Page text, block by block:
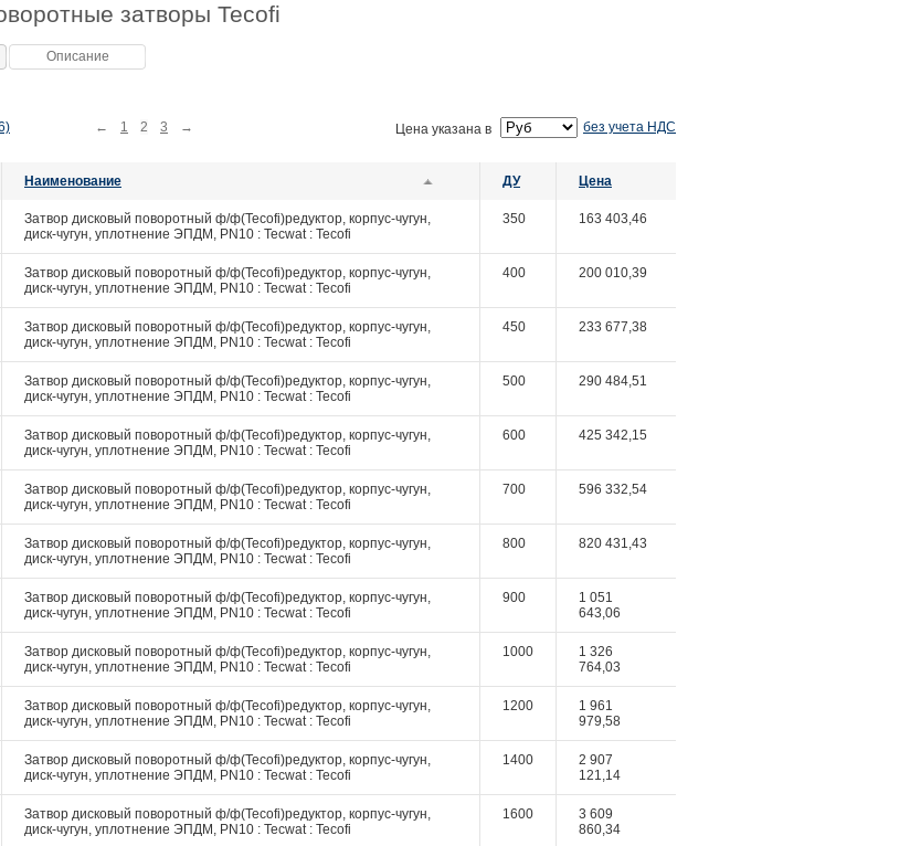
затворы Tecofi
Описание
без учета НДС
Цена указана в
← 1 2 3 →
Наименование ДУ Цена
Затвор дисковый поворотный ф/ф(Tecofi)редуктор, корпус-чугун,
диск-чугун, уплотнение ЭПДМ, PN10 : Tecwat : Tecofi
350 163 403,46
Затвор дисковый поворотный ф/ф(Tecofi)редуктор, корпус-чугун,
диск-чугун, уплотнение ЭПДМ, PN10 : Tecwat : Tecofi
400 200 010,39
Затвор дисковый поворотный ф/ф(Tecofi)редуктор, корпус-чугун,
диск-чугун, уплотнение ЭПДМ, PN10 : Tecwat : Tecofi
450 233 677,38
Затвор дисковый поворотный ф/ф(Tecofi)редуктор, корпус-чугун,
диск-чугун, уплотнение ЭПДМ, PN10 : Tecwat : Tecofi
500 290 484,51
Затвор дисковый поворотный ф/ф(Tecofi)редуктор, корпус-чугун,
диск-чугун, уплотнение ЭПДМ, PN10 : Tecwat : Tecofi
600 425 342,15
Затвор дисковый поворотный ф/ф(Tecofi)редуктор, корпус-чугун,
диск-чугун, уплотнение ЭПДМ, PN10 : Tecwat : Tecofi
700 596 332,54
Затвор дисковый поворотный ф/ф(Tecofi)редуктор, корпус-чугун,
диск-чугун, уплотнение ЭПДМ, PN10 : Tecwat : Tecofi
800 820 431,43
Затвор дисковый поворотный ф/ф(Tecofi)редуктор, корпус-чугун,
диск-чугун, уплотнение ЭПДМ, PN10 : Tecwat : Tecofi
900
1 051
643,06
Затвор дисковый поворотный ф/ф(Tecofi)редуктор, корпус-чугун,
диск-чугун, уплотнение ЭПДМ, PN10 : Tecwat : Tecofi
1000
1 326
764,03
Затвор дисковый поворотный ф/ф(Tecofi)редуктор, корпус-чугун,
диск-чугун, уплотнение ЭПДМ, PN10 : Tecwat : Tecofi
1200
1 961
979,58
Затвор дисковый поворотный ф/ф(Tecofi)редуктор, корпус-чугун,
диск-чугун, уплотнение ЭПДМ, PN10 : Tecwat : Tecofi
1400
2 907
121,14
Затвор дисковый поворотный ф/ф(Tecofi)редуктор, корпус-чугун,
диск-чугун, уплотнение ЭПДМ, PN10 : Tecwat : Tecofi
1600
3 609
860,34